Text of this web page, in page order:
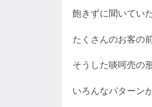
飽きずに聞いてい
たくさんのお客の
そうした啖呵売の
いろんなパターン